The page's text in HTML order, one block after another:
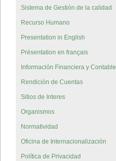
Sistema de Gestión de la calidad
Recurso Humano
Presentation in English
Présentation en français
Información Financiera y Contable
Rendición de Cuentas
Sitios de Interes
Organismos
Normatividad
Oficina de Internacionalización
Política de Privacidad